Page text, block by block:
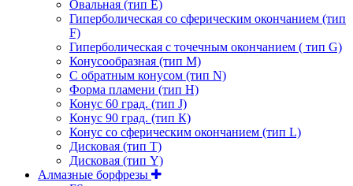
Овальная (тип Е)
Гиперболическая со сферическим окончанием (тип
F)
Гиперболическая с точечным окончанием ( тип G)
Конусообразная (тип М)
C обратным конусом (тип N)
Форма пламени (тип H)
Конус 60 град. (тип J)
Конус 90 град. (тип К)
Конус со сферическим окончанием (тип L)
Дисковая (тип Т)
Дисковая (тип Y)
Алмазные борфрезы